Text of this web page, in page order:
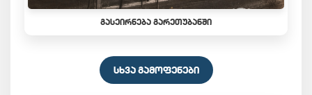
ᲒᲐᲡᲔᲘᲠᲜᲔᲑᲐ ᲒᲐᲠᲔᲗᲣᲑᲐᲜᲨᲘ
ᲡᲮᲕᲐ ᲒᲐᲛᲝᲤᲔᲜᲔᲑᲘ